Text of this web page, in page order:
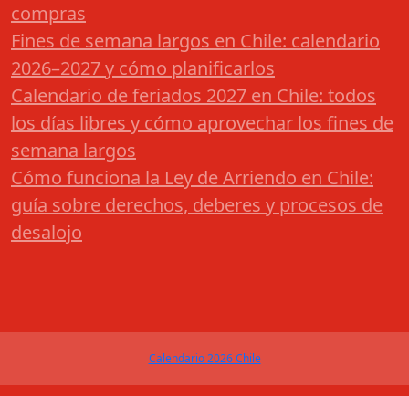
compras
Fines de semana largos en Chile: calendario
2026–2027 y cómo planificarlos
Calendario de feriados 2027 en Chile: todos
los días libres y cómo aprovechar los fines de
semana largos
Cómo funciona la Ley de Arriendo en Chile:
guía sobre derechos, deberes y procesos de
desalojo
Calendario 2026 Chile